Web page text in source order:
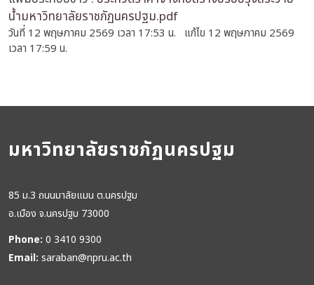
น้ำมหาวิทยาลัยราชภัฏนครปฐม.pdf
วันที่ 12 พฤษภาคม 2569 เวลา 17:53 น. แก้ไข 12 พฤษภาคม 2569
เวลา 17:59 น.
มหาวิทยาลัยราชภัฏนครปฐม
85 ม.3 ถนนมาลัยแมน ต.นครปฐม
อ.เมือง จ.นครปฐม 73000
Phone: 0 3410 9300
Email: saraban@npru.ac.th